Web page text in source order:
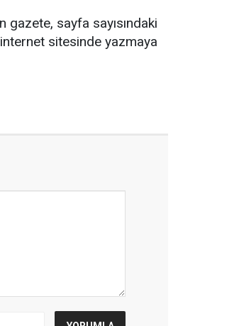
gazete, sayfa sayısındaki
sitesinde yazmaya